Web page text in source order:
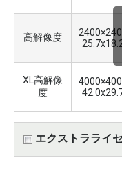
高解像度
XL高解像
度
エクストラライ